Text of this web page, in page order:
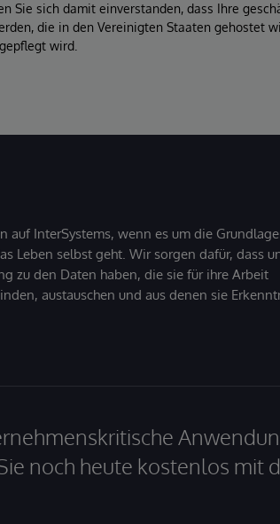
Sie sich damit einverstanden, dass Ihre
die in den Vereinigten Staaten gehostet
wird.
InterSystems, wenn es um die
Leben selbst geht. Wir sorgen dafür, dass
zu den Daten haben, die sie für ihre Arbeit
austauschen und aus denen sie
noch heute kostenlos mit